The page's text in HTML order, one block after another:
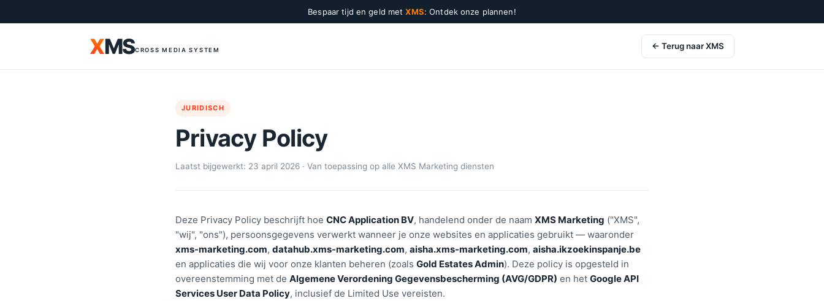
Bespaar tijd en geld metXMS: Ontdek onze plannen!
XMSCROSS MEDIA SYSTEM ← Terug naar XMS
JURIDISCH
Privacy Policy
Laatst bijgewerkt: 23 april 2026 · Van toepassing op alle XMS Marketing diensten
Deze Privacy Policy beschrijft hoe CNC Application BV, handelend onder de naam XMS Marketing ("XMS",
"wij", "ons"), persoonsgegevens verwerkt wanneer je onze websites en applicaties gebruikt — waaronder
xms-marketing.com, datahub.xms-marketing.com, aisha.xms-marketing.com, aisha.ikzoekinspanje.be
en applicaties die wij voor onze klanten beheren (zoals Gold Estates Admin). Deze policy is opgesteld in
overeenstemming met de Algemene Verordening Gegevensbescherming (AVG/GDPR) en het Google API
Services User Data Policy, inclusief de Limited Use vereisten.